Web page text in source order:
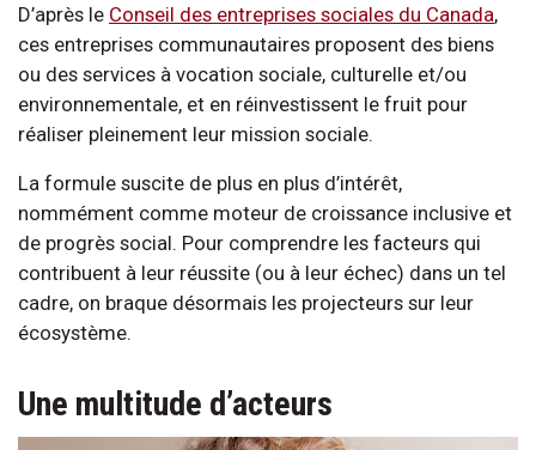
D’après le Conseil des entreprises sociales du Canada,
ces entreprises communautaires proposent des biens
ou des services à vocation sociale, culturelle et/ou
environnementale, et en réinvestissent le fruit pour
réaliser pleinement leur mission sociale.
La formule suscite de plus en plus d’intérêt,
nommément comme moteur de croissance inclusive et
de progrès social. Pour comprendre les facteurs qui
contribuent à leur réussite (ou à leur échec) dans un tel
cadre, on braque désormais les projecteurs sur leur
écosystème.
Une multitude d’acteurs